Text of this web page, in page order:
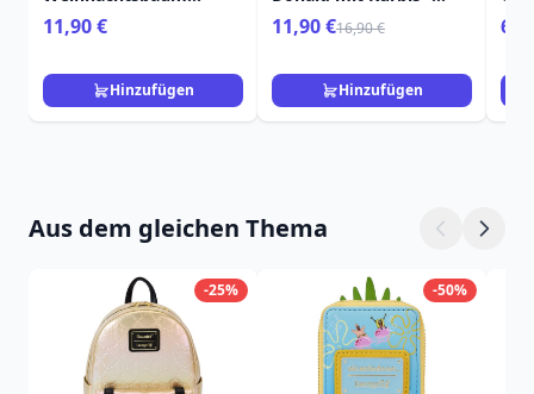
Tigger - Disney Winnie
Puuh
11,90 €
Hinzufügen
Disney
11,90 €16,90 €
Hinzufügen
Aus dem gleichen Thema
-25% -50%